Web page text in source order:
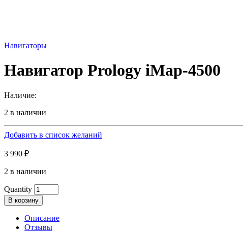
Навигаторы
Навигатор Prology iMap-4500
Наличие:
2 в наличии
Добавить в список желаний
3 990 ₽
2 в наличии
Quantity
В корзину
Описание
Отзывы